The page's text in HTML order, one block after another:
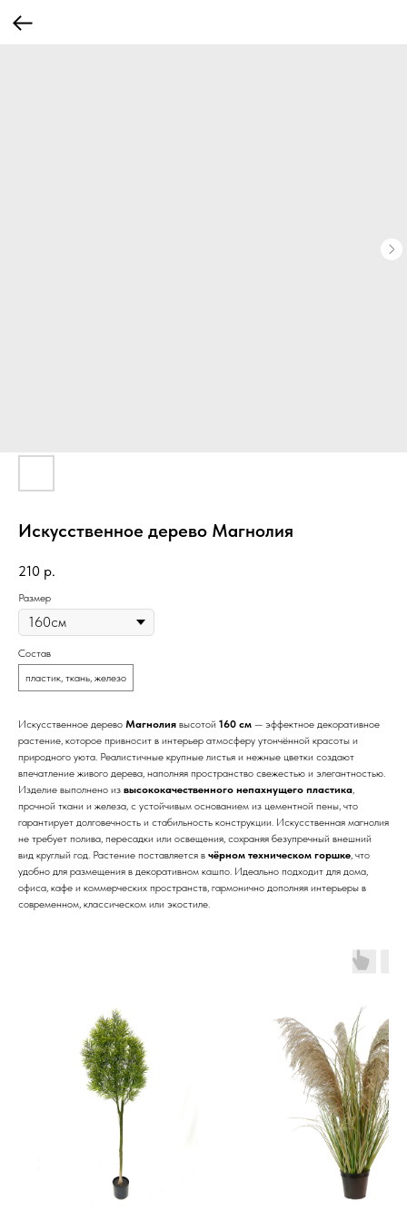
Искусственное дерево Магнолия
210 р.
Размер
Состав
пластик, ткань, железо
Искусственное дерево Магнолия высотой 160 см — эффектное декоративное
растение, которое привносит в интерьер атмосферу утончённой красоты и
природного уюта. Реалистичные крупные листья и нежные цветки создают
впечатление живого дерева, наполняя пространство свежестью и элегантностью.
Изделие выполнено из высококачественного непахнущего пластика,
прочной ткани и железа, с устойчивым основанием из цементной пены, что
гарантирует долговечность и стабильность конструкции. Искусственная магнолия
не требует полива, пересадки или освещения, сохраняя безупречный внешний
вид круглый год. Растение поставляется в чёрном техническом горшке, что
удобно для размещения в декоративном кашпо. Идеально подходит для дома,
офиса, кафе и коммерческих пространств, гармонично дополняя интерьеры в
современном, классическом или экостиле.